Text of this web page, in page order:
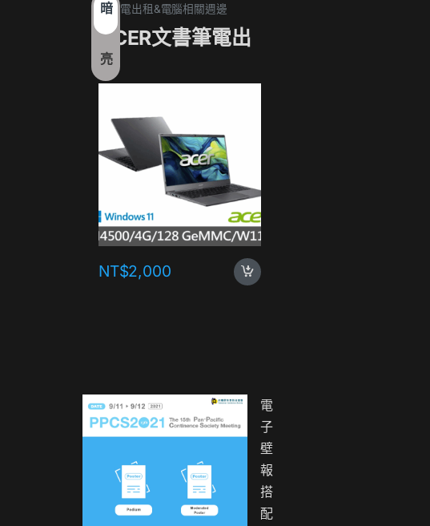
暗
亮
1. 筆電出租&電腦相關週邊
ACER文書筆電出
租
NT$2,000
電
子
壁
報
搭
配